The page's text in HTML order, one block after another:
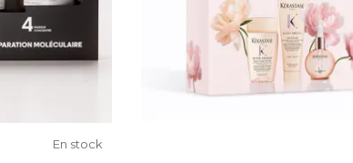
En stock